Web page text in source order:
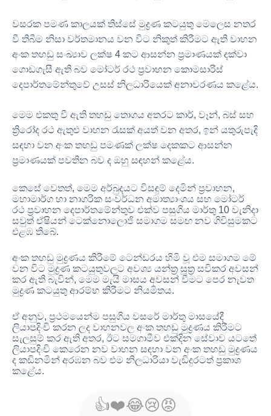
වසරක පමණ කාලයක් තිස්සේ මුද්‍රණ කටයුතු මෙලෙස නතර
වී තිබීම නිසා වර්තමානය වන විට නිකුත් කිරීමට ඇති වාහන
අංක තහඩු සංඛ්‍යාව ලක්ෂ 4 කට ආසන්න ප්‍රමාණයක් දක්වා
ගොඩගැසී ඇති බව මෝටර් රථ ප්‍රවාහන කොමසාරිස්
දෙපාර්තමේන්තුවේ උසස් නිලධාරියෙක් අනාවරණය කළේය.
මෙම එකතු වී ඇති තහඩු තොගය අතරට කාර්, වෑන්, බස් සහ
ත්‍රිරෝද රථ ඇතුළු වාහන රැසක් අයත් වන අතර, ඉන් යතුරුපැදි
සඳහා වන අංක තහඩු පමණක් ලක්ෂ දෙකකට ආසන්න
ප්‍රමාණයක් පවතින බව ද ඔහු සඳහන් කළේය.
කෙසේ වෙතත්, මෙම අර්බුදයට විසඳුම් දෙමින් ප්‍රවාහන,
මහාමාර්ග හා නාගරික සංවර්ධන අමාත්‍යාංශය සහ මෝටර්
රථ ප්‍රවාහන දෙපාර්තමේන්තුව එක්ව පසුගිය මාර්තු 10 වැනිදා
සවුත් ඒෂියන් ටෙක්නොලොජි සමාගම සමඟ නව ගිවිසුමකට
එළඹ තිබේ.
අංක තහඩු මුද්‍රණය කිරීමේ ටෙන්ඩරය හිමි වූ එම සමාගම මේ
වන විට මුද්‍රණ කටයුතුවලට අවශ්‍ය යන්ත්‍ර සූත්‍ර සවිකර අවසන්
කර ඇති බැවින්, මෙම මැයි මාසය අවසන් වීමට පෙර නැවත
මුද්‍රණ කටයුතු ආරම්භ කිරීමට නියමිතය.
ඒ අනුව, ප්‍රථමයෙන්ම පසුගිය වසරේ මාර්තු මාසයේදී
ලියාපදිංචි කරන ලද වාහනවල අංක තහඩු මුද්‍රණය කිරීමට
සැලසුම් කර ඇති අතර, ඊට සමගාමීව එක්දින සේවාව යටතේ
ලියාපදිංචි කෙරෙන නව වාහන සඳහා වන අංක තහඩු මුද්‍රණය
ද කඩිනමින් අරඹන බව එම නිලධාරියා වැඩිදුරටත් ප්‍රකාශ
කළේය.
👍❤️😂😢😡